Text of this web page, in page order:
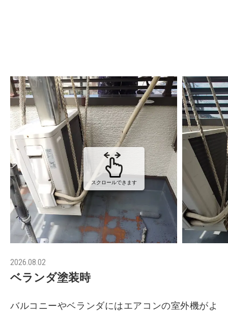
スクロールできます
2026.08.02
ベランダ塗装時
バルコニーやベランダにはエアコンの室外機がよ